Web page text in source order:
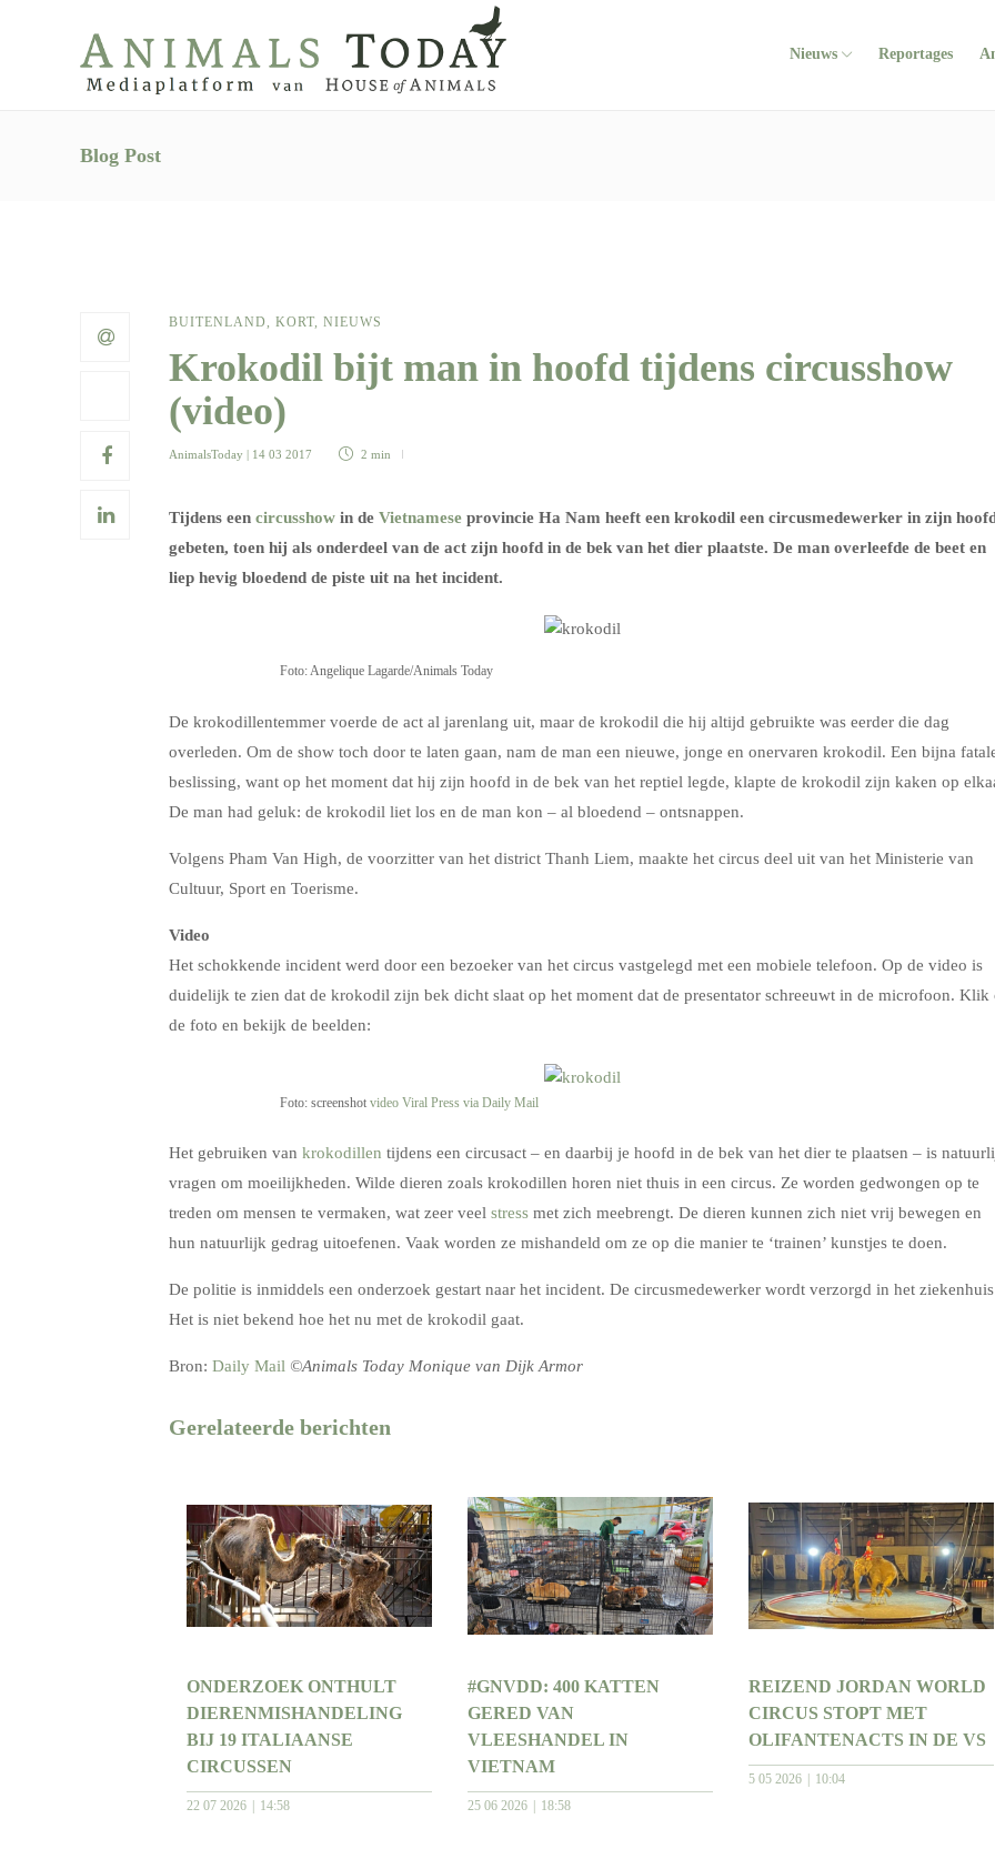
Nieuws Reportages
Blog Post
BUITENLAND, KORT, NIEUWS
Krokodil bijt man in hoofd tijdens circusshow
(video)
AnimalsToday | 14 03 2017 2 min
Tijdens een circusshow in de Vietnamese provincie Ha Nam heeft een krokodil een circusmedewerker in zijn
gebeten, toen hij als onderdeel van de act zijn hoofd in de bek van het dier plaatste. De man overleefde de beet en
liep hevig bloedend de piste uit na het incident.
Foto: Angelique Lagarde/Animals Today
De krokodillentemmer voerde de act al jarenlang uit, maar de krokodil die hij altijd gebruikte was eerder die dag
overleden. Om de show toch door te laten gaan, nam de man een nieuwe, jonge en onervaren krokodil. Een bijna
beslissing, want op het moment dat hij zijn hoofd in de bek van het reptiel legde, klapte de krokodil zijn kaken op
De man had geluk: de krokodil liet los en de man kon – al bloedend – ontsnappen.
Volgens Pham Van High, de voorzitter van het district Thanh Liem, maakte het circus deel uit van het Ministerie van
Cultuur, Sport en Toerisme.
Video
Het schokkende incident werd door een bezoeker van het circus vastgelegd met een mobiele telefoon. Op de video is
duidelijk te zien dat de krokodil zijn bek dicht slaat op het moment dat de presentator schreeuwt in de microfoon. Klik
de foto en bekijk de beelden:
Foto: screenshot video Viral Press via Daily Mail
Het gebruiken van krokodillen tijdens een circusact – en daarbij je hoofd in de bek van het dier te plaatsen – is
vragen om moeilijkheden. Wilde dieren zoals krokodillen horen niet thuis in een circus. Ze worden gedwongen op te
treden om mensen te vermaken, wat zeer veel stress met zich meebrengt. De dieren kunnen zich niet vrij bewegen en
hun natuurlijk gedrag uitoefenen. Vaak worden ze mishandeld om ze op die manier te ‘trainen’ kunstjes te doen.
De politie is inmiddels een onderzoek gestart naar het incident. De circusmedewerker wordt verzorgd in het
Het is niet bekend hoe het nu met de krokodil gaat.
Bron: Daily Mail ©Animals Today Monique van Dijk Armor
Gerelateerde berichten
ONDERZOEK ONTHULT
DIERENMISHANDELING
BIJ 19 ITALIAANSE
CIRCUSSEN
22 07 2026 14:58
#GNVDD: 400 KATTEN
GERED VAN
VLEESHANDEL IN
VIETNAM
25 06 2026 18:58
REIZEND JORDAN WORLD
CIRCUS STOPT MET
OLIFANTENACTS IN DE VS
5 05 2026 10:04